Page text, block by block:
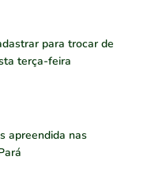
para trocar de
terça-feira
apreendida nas